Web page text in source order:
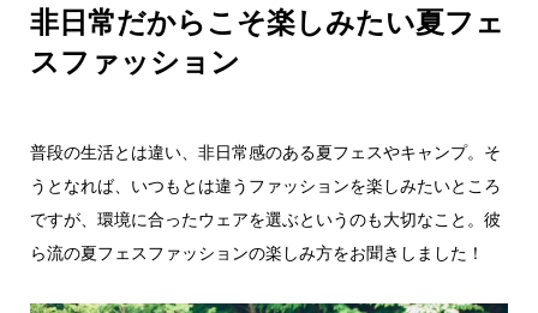
非日常だからこそ楽しみたい夏フェ
スファッション
普段の生活とは違い、非日常感のある夏フェスやキャンプ。そ
うとなれば、いつもとは違うファッションを楽しみたいところ
ですが、環境に合ったウェアを選ぶというのも大切なこと。彼
ら流の夏フェスファッションの楽しみ方をお聞きしました！